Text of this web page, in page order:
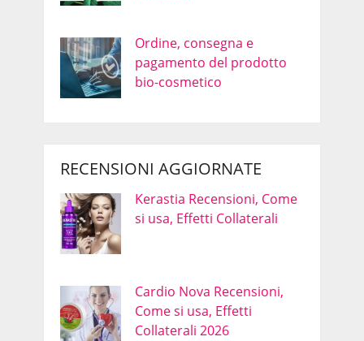
Ordine, consegna e
pagamento del prodotto
bio-cosmetico
RECENSIONI AGGIORNATE
Kerastia Recensioni, Come
si usa, Effetti Collaterali
Cardio Nova Recensioni,
Come si usa, Effetti
Collaterali 2026